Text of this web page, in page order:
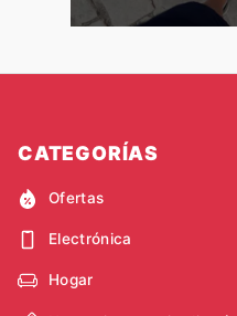
CATEGORÍAS
Ofertas
Electrónica
Hogar